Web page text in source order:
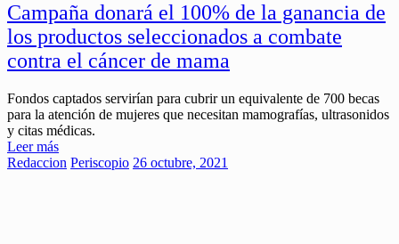
Campaña donará el 100% de la ganancia de
los productos seleccionados a combate
contra el cáncer de mama
Fondos captados servirían para cubrir un equivalente de 700 becas
para la atención de mujeres que necesitan mamografías, ultrasonidos
y citas médicas.
Leer más
Redaccion Periscopio 26 octubre, 2021